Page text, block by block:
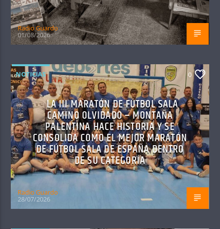
Radio Guardo
01/08/2026
NOTICIAS 0
LA III MARATÓN DE FÚTBOL SALA
CAMINO OLVIDADO – MONTAÑA
PALENTINA HACE HISTORIA Y SE
CONSOLIDA COMO EL MEJOR MARATÓN
DE FÚTBOL SALA DE ESPAÑA DENTRO
DE SU CATEGORÍA
Radio Guardo
28/07/2026